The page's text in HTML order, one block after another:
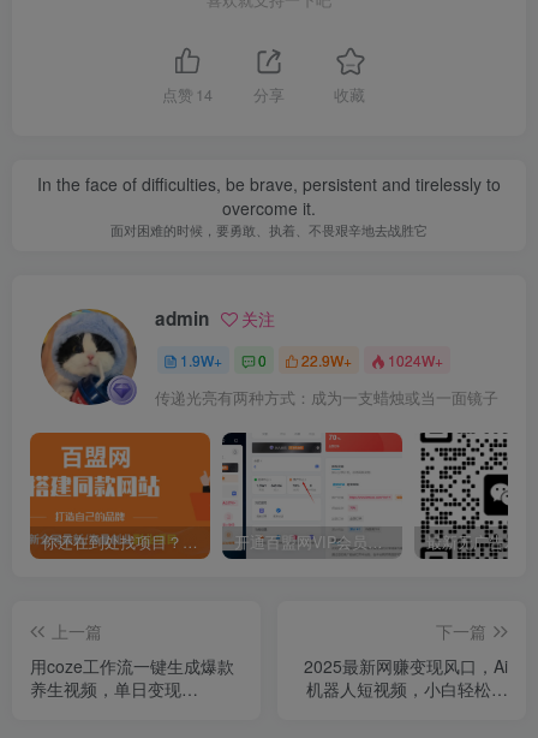
点赞 14 分享 收藏
In the face of difficulties, be brave, persistent and tirelessly to
overcome it.
面对困难的时候，要勇敢、执着、不畏艰辛地去战胜它
admin 关注
1.9W+ 0 22.9W+ 1024W+
传递光亮有两种方式：成为一支蜡烛或当一面镜子
你还在到处找项目？还在当韭菜？我靠卖项目一个月收入5万+，曾经我也是个失败者。 开通百盟网VIP会员，尊享全站资源免费下载，享70%的推广提成！！【限时五折优惠】
上一篇
用coze工作流一键生成爆款
养生视频，单日变现
下一篇
2025最新网赚变现风口，Ai
机器人短视频，小白轻松月